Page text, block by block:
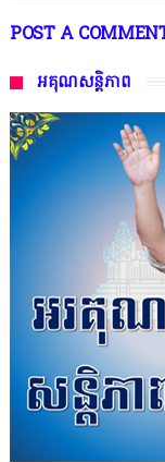
POST A
អគុណសន្តិភាព